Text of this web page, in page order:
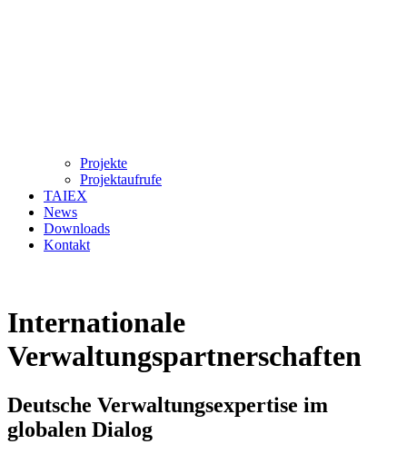
Projekte
Projektaufrufe
TAIEX
News
Downloads
Kontakt
Internationale
Verwaltungspartnerschaften
Deutsche Verwaltungsexpertise im
globalen Dialog